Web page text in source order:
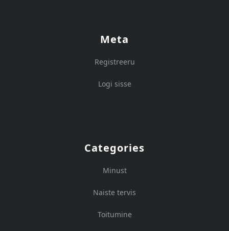
Meta
Registreeru
Logi sisse
Categories
Minust
Naiste tervis
Toitumine